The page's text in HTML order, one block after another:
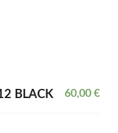
BLACK 60,00 €